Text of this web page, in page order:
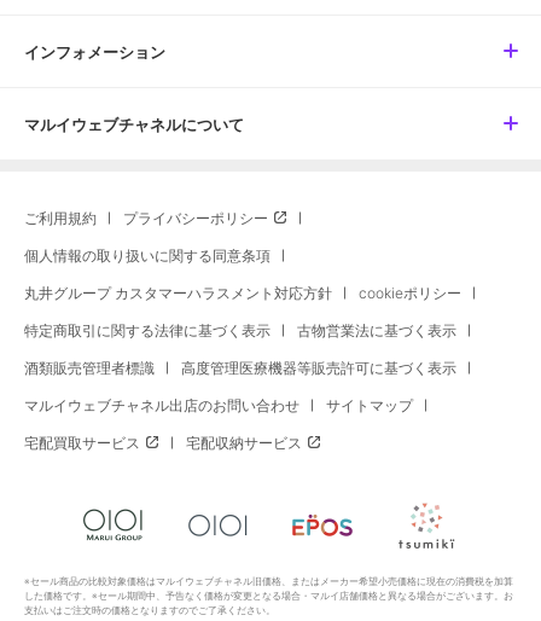
インフォメーション
マルイウェブチャネルについて
ご利用規約 プライバシーポリシー
個人情報の取り扱いに関する同意条項
丸井グループ カスタマーハラスメント対応方針 cookieポリシー
特定商取引に関する法律に基づく表示 古物営業法に基づく表示
酒類販売管理者標識 高度管理医療機器等販売許可に基づく表示
マルイウェブチャネル出店のお問い合わせ サイトマップ
宅配買取サービス 宅配収納サービス
※セール商品の比較対象価格はマルイウェブチャネル旧価格、またはメーカー希望小売価格に現在の消費税を加算
した価格です。※セール期間中、予告なく価格が変更となる場合・マルイ店舗価格と異なる場合がございます。お
支払いはご注文時の価格となりますのでご了承ください。